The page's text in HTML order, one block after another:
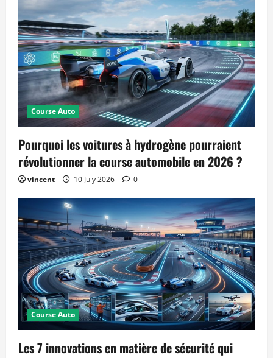
Course Auto
Pourquoi les voitures à hydrogène pourraient
révolutionner la course automobile en 2026 ?
vincent 10 July 2026 0
Course Auto
Les 7 innovations en matière de sécurité qui